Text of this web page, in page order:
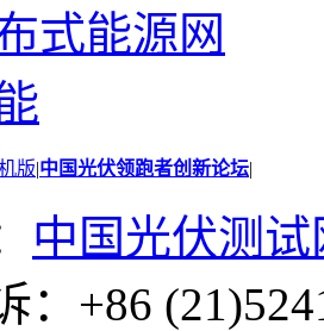
式能源网
版|中国光伏领跑者创新论坛|
中国光伏测试
：+86